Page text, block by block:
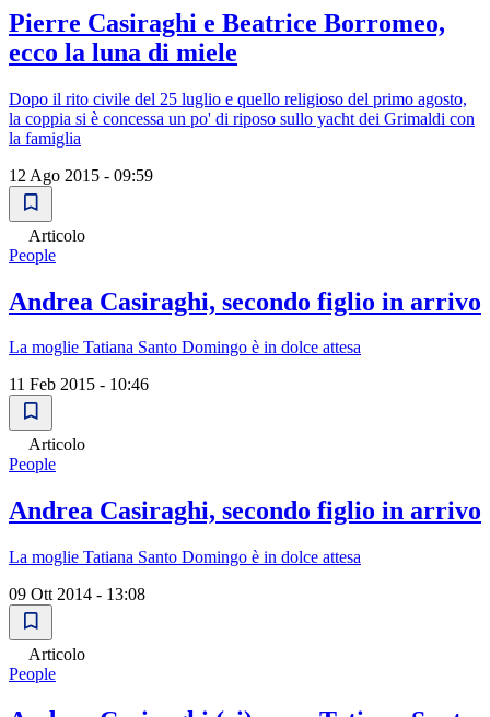
Pierre Casiraghi e Beatrice Borromeo,
ecco la luna di miele
Dopo il rito civile del 25 luglio e quello religioso del primo agosto,
la coppia si è concessa un po' di riposo sullo yacht dei Grimaldi con
la famiglia
12 Ago 2015 - 09:59
Articolo
People
Andrea Casiraghi, secondo figlio in arrivo
La moglie Tatiana Santo Domingo è in dolce attesa
11 Feb 2015 - 10:46
Articolo
People
Andrea Casiraghi, secondo figlio in arrivo
La moglie Tatiana Santo Domingo è in dolce attesa
09 Ott 2014 - 13:08
Articolo
People